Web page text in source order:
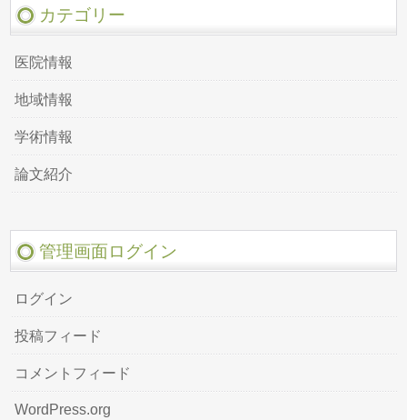
カテゴリー
医院情報
地域情報
学術情報
論文紹介
管理画面ログイン
ログイン
投稿フィード
コメントフィード
WordPress.org